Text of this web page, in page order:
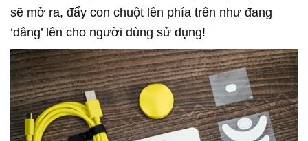
sẽ mở ra, đẩy con chuột lên phía trên như đang
‘dâng’ lên cho người dùng sử dụng!